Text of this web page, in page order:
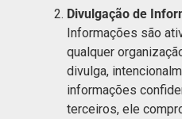
Divulgação de
Informações são
qualquer
divulga,
informações
terceiros, ele